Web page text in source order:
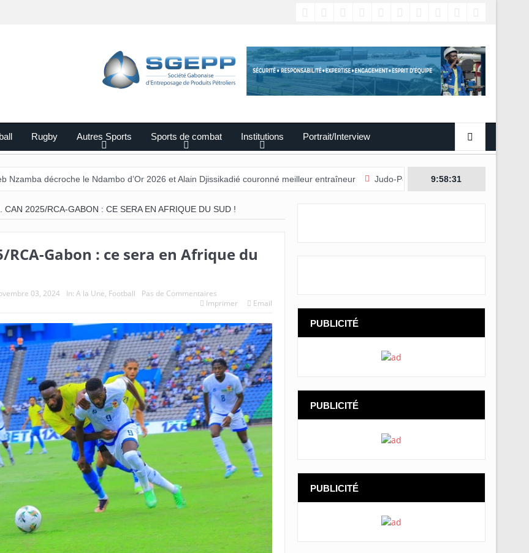
Rugby Autres Sports Sports de combat Institutions Portrait/Interview
le Ndambo d’Or 2026 et Alain Djissikadié couronné meilleur entraîneur Judo-Port-Gentil/L’édition 2026 du Tournoi
9:58:32
CAN 2025/RCA-GABON : CE SERA EN AFRIQUE DU SUD !
RCA-Gabon : ce sera en Afrique du
03, 2024 In: A la Une, Football
Pas de Commentaires
Imprimer
Email
PUBLICITÉ
PUBLICITÉ
PUBLICITÉ